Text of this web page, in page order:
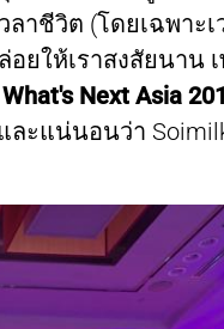
าชีวิต (โดยเฉพาะเ
ยให้เราสงสัยนาน เ
Next Asia
ะแน่นอนว่า